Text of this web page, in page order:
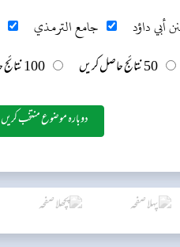
أبي داؤد جامع الترمذي
50 نتائج حاصل کریں 100 نتائج حاصل کریں
دوبارہ موضوع منتخب کریں